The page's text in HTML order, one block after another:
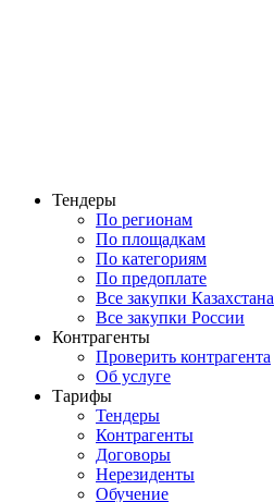
Тендеры
По регионам
По площадкам
По категориям
По предоплате
Все закупки Казахстана
Все закупки России
Контрагенты
Проверить контрагента
Об услуге
Тарифы
Тендеры
Контрагенты
Договоры
Нерезиденты
Обучение